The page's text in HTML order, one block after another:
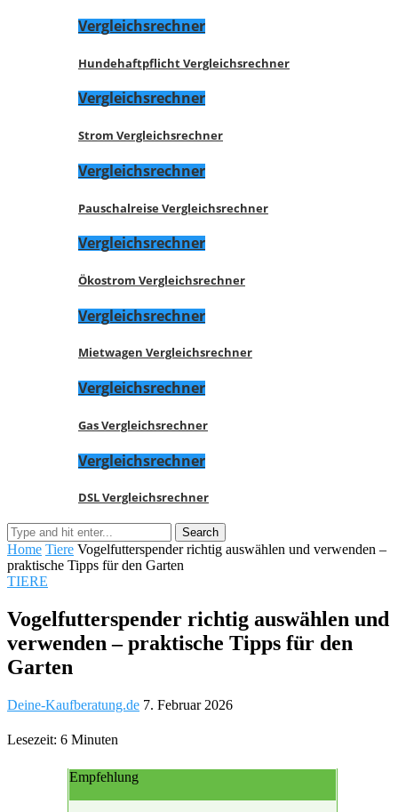
Vergleichsrechner
Hundehaftpflicht Vergleichsrechner
Vergleichsrechner
Strom Vergleichsrechner
Vergleichsrechner
Pauschalreise Vergleichsrechner
Vergleichsrechner
Ökostrom Vergleichsrechner
Vergleichsrechner
Mietwagen Vergleichsrechner
Vergleichsrechner
Gas Vergleichsrechner
Vergleichsrechner
DSL Vergleichsrechner
Home Tiere Vogelfutterspender richtig auswählen und verwenden –
praktische Tipps für den Garten
TIERE
Vogelfutterspender richtig auswählen und
verwenden – praktische Tipps für den
Garten
Deine-Kaufberatung.de 7. Februar 2026
Lesezeit: 6 Minuten
Empfehlung